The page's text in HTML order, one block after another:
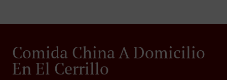
Comida China A Domicilio
En El Cerrillo